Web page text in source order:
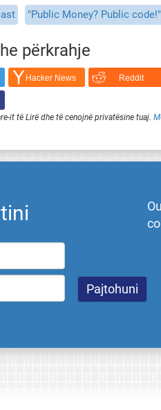
"Public Money? Public code!"
përkrahje
Hacker News Reddit
it të Lirë dhe të cenojnë privatësine tuaj.